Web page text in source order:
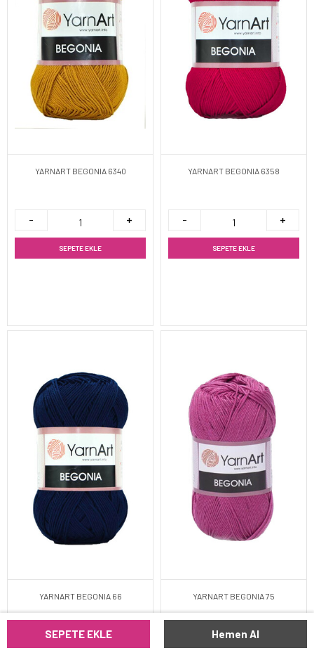
SEPETE EKLE Hemen Al
YARNART BEGONIA 6340
SEPETE EKLE
YARNART BEGONIA 6358
SEPETE EKLE
YARNART BEGONIA 66 YARNART BEGONIA 75